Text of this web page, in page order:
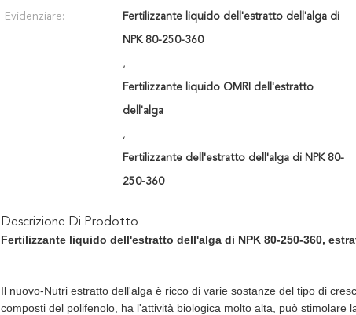
Evidenziare: Fertilizzante liquido dell'estratto dell'alga di
NPK 80-250-360
,
Fertilizzante liquido OMRI dell'estratto
dell'alga
,
Fertilizzante dell'estratto dell'alga di NPK 80-
250-360
Descrizione Di Prodotto
Fertilizzante liquido dell'estratto dell'alga di NPK 80-250-360,
Il nuovo-Nutri estratto dell'alga è ricco di varie sostanze del tipo di
composti del polifenolo, ha l'attività biologica molto alta, può